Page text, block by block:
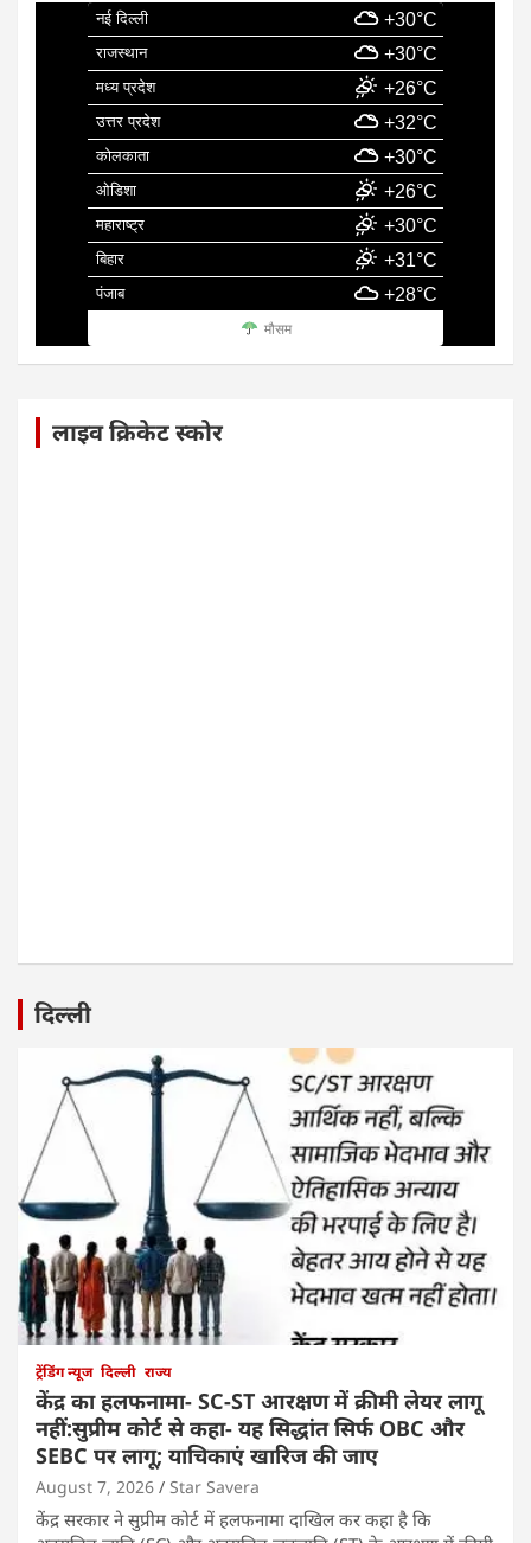
नई दिल्ली +30°C
राजस्थान +30°C
मध्य प्रदेश +26°C
उत्तर प्रदेश +32°C
कोलकाता +30°C
ओडिशा +26°C
महाराष्ट्र +30°C
बिहार +31°C
पंजाब +28°C
मौसम
लाइव क्रिकेट स्कोर
दिल्ली
ट्रेंडिंग न्यूज दिल्ली राज्य
केंद्र का हलफनामा- SC-ST आरक्षण में क्रीमी लेयर लागू
नहीं:सुप्रीम कोर्ट से कहा- यह सिद्धांत सिर्फ OBC और
SEBC पर लागू; याचिकाएं खारिज की जाए
August 7, 2026 Star Savera
केंद्र सरकार ने सुप्रीम कोर्ट में हलफनामा दाखिल कर कहा है कि